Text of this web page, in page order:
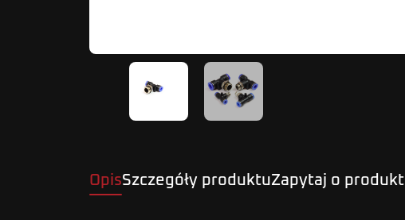
OpisSzczegóły produktuZapytaj o produkt